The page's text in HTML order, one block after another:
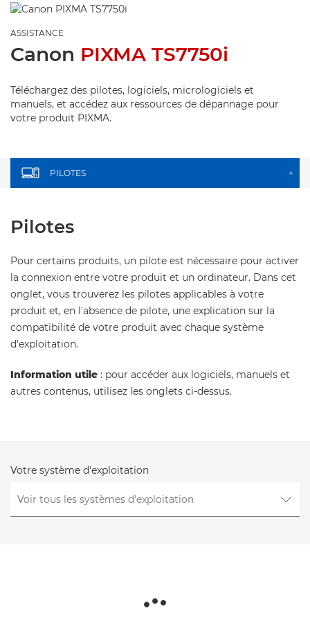
ASSISTANCE
Canon PIXMA TS7750i
Téléchargez des pilotes, logiciels, micrologiciels et
manuels, et accédez aux ressources de dépannage pour
votre produit PIXMA.
PILOTES +
Pilotes
Pour certains produits, un pilote est nécessaire pour activer
la connexion entre votre produit et un ordinateur. Dans cet
onglet, vous trouverez les pilotes applicables à votre
produit et, en l'absence de pilote, une explication sur la
compatibilité de votre produit avec chaque système
d'exploitation.
Information utile : pour accéder aux logiciels, manuels et
autres contenus, utilisez les onglets ci-dessus.
Votre système d'exploitation